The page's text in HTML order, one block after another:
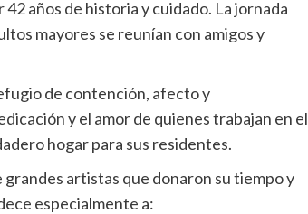
años de historia y cuidado. La jornada
mayores se reunían con amigos y
de contención, afecto y
y el amor de quienes trabajan en el
hogar para sus residentes.
artistas que donaron su tiempo y
especialmente a: